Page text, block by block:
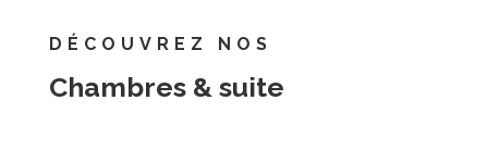
DÉCOUVREZ NOS
Chambres & suite